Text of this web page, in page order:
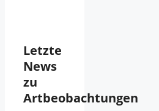
Letzte
News
zu
Artbeobachtungen